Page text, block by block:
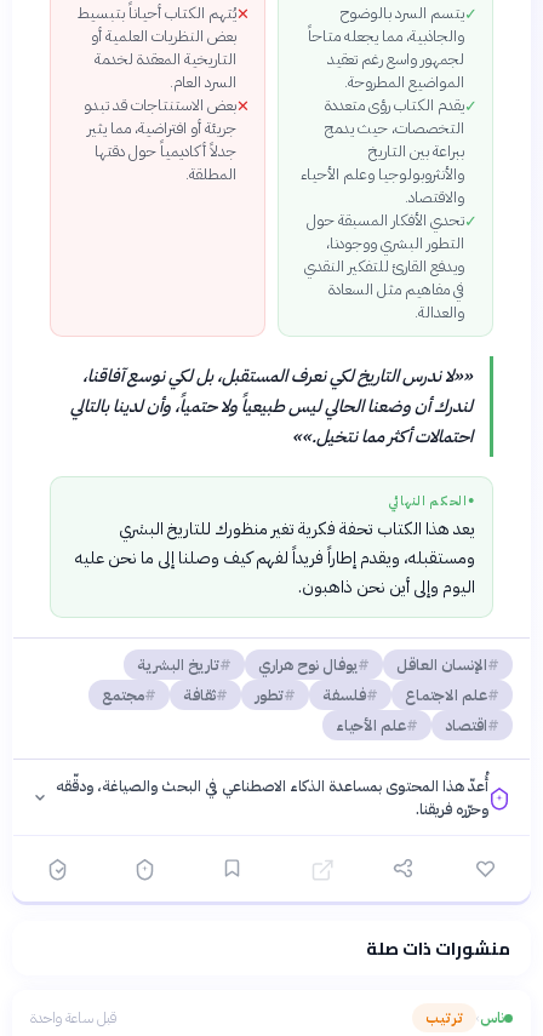
✓يتسم السرد بالوضوح
والجاذبية، مما يجعله متاحاً
لجمهور واسع رغم تعقيد
المواضيع المطروحة.
✓يقدم الكتاب رؤى متعددة
التخصصات، حيث يدمج
ببراعة بين التاريخ
والأنثروبولوجيا وعلم الأحياء
والاقتصاد.
✓تحدي الأفكار المسبقة حول
التطور البشري ووجودنا،
ويدفع القارئ للتفكير النقدي
في مفاهيم مثل السعادة
والعدالة.
✕يُتهم الكتاب أحياناً بتبسيط
بعض النظريات العلمية أو
التاريخية المعقدة لخدمة
السرد العام.
✕بعض الاستنتاجات قد تبدو
جريئة أو افتراضية، مما يثير
جدلاً أكاديمياً حول دقتها
المطلقة.
««لا ندرس التاريخ لكي نعرف المستقبل، بل لكي نوسع آفاقنا،
لندرك أن وضعنا الحالي ليس طبيعياً ولا حتمياً، وأن لدينا بالتالي
احتمالات أكثر مما نتخيل.»»
● الحكم النهائي
يعد هذا الكتاب تحفة فكرية تغير منظورك للتاريخ البشري
ومستقبله، ويقدم إطاراً فريداً لفهم كيف وصلنا إلى ما نحن عليه
اليوم وإلى أين نحن ذاهبون.
الإنسان العاقل يوفال نوح هراري
تاريخ البشرية
علم الاجتماع
فلسفة تطور ثقافة
مجتمع
اقتصاد
علم الأحياء
أُعدّ هذا المحتوى بمساعدة الذكاء الاصطناعي في البحث والصياغة، ودقّقه
وحرّره فريقنا.
فلسفتنا المعرفية· سياسة الذكاء الاصطناعيمنشورات ذات صلة
ناس› ترتيب قبل ساعة واحدة